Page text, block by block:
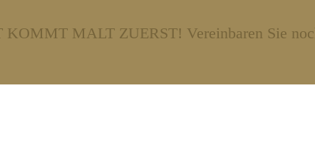
KOMMT MALT ZUERST! Vereinbaren Sie